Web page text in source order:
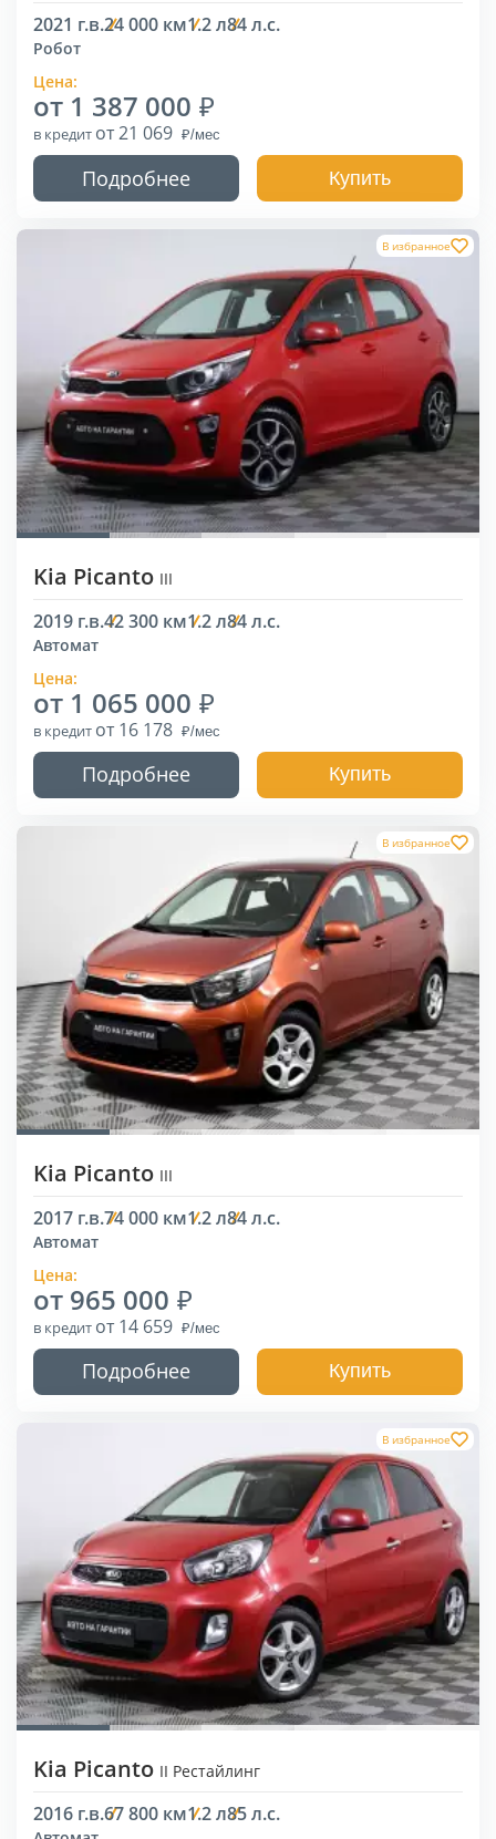
2021 г.в.24 000 км1.2 л84 л.с.
Робот
Цена:
от 1 387 000
в кредит от 21 069
Подробнее Купить
В избранное
Kia Picanto III
2019 г.в.42 300 км1.2 л84 л.с.
Автомат
Цена:
от 1 065 000
в кредит от 16 178
Подробнее Купить
В избранное
Kia Picanto III
2017 г.в.74 000 км1.2 л84 л.с.
Автомат
Цена:
от 965 000
в кредит от 14 659
Подробнее Купить
В избранное
Kia Picanto II Рестайлинг
2016 г.в.67 800 км1.2 л85 л.с.